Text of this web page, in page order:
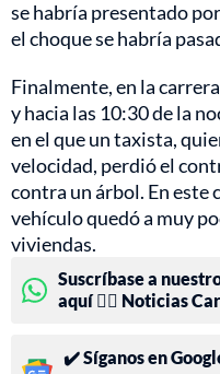
se habría presentado
el choque se habría
Finalmente, en la
y hacia las 10:30 de la
en el que un taxista,
velocidad, perdió el
contra un árbol. En este
vehículo quedó a muy
viviendas.
Suscríbase a
aquí 👉🏻 Noticias
✔️ Síganos en